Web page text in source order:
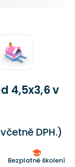
4,5x3,6 v
včetně DPH.)
Bezplatné školení